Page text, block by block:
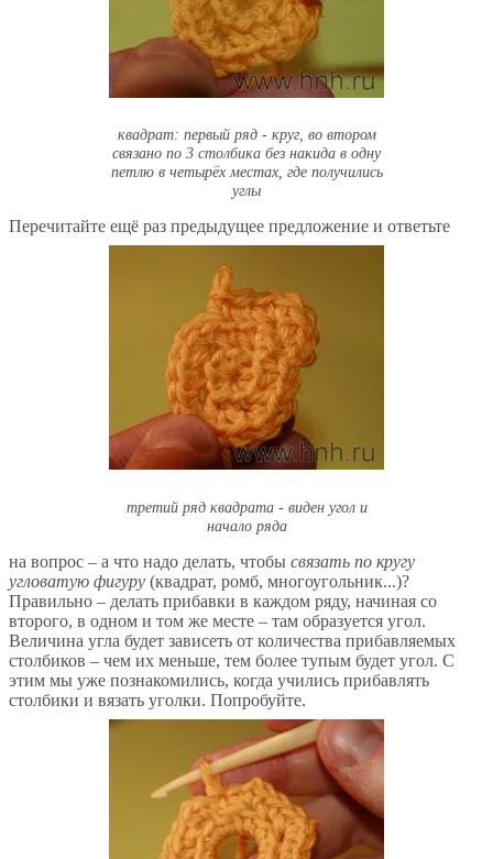
квадрат: первый ряд - круг, во втором
связано по 3 столбика без накида в одну
петлю в четырёх местах, где получились
углы
Перечитайте ещё раз предыдущее предложение и ответьте
третий ряд квадрата - виден угол и
начало ряда
на вопрос – а что надо делать, чтобы связать по кругу
угловатую фигуру (квадрат, ромб, многоугольник...)?
Правильно – делать прибавки в каждом ряду, начиная со
второго, в одном и том же месте – там образуется угол.
Величина угла будет зависеть от количества прибавляемых
столбиков – чем их меньше, тем более тупым будет угол. С
этим мы уже познакомились, когда учились прибавлять
столбики и вязать уголки. Попробуйте.